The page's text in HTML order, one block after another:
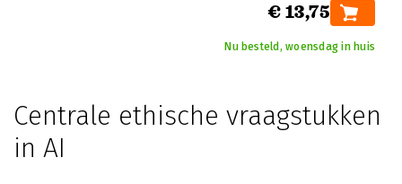
€ 13,75
Nu besteld, woensdag in huis
Centrale ethische vraagstukken
in AI